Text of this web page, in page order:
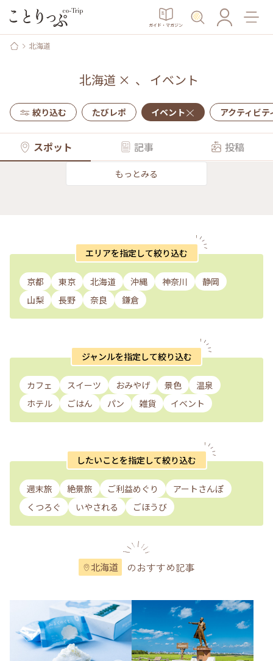
ガイド・マガジン
北海道
北海道 × 、 イベント
絞り込む たびレポ イベント アクティビテ
スポット 記事 投稿
もっとみる
エリアを指定して絞り込む
京都 東京 北海道 沖縄 神奈川
静岡
山梨
長野 奈良 鎌倉
ジャンルを指定して絞り込む
カフェ スイーツ おみやげ 景色
温泉
ホテル
ごはん パン 雑貨 イベント
したいことを指定して絞り込む
週末旅 絶景旅 ご利益めぐり
アートさんぽ
くつろぐ
いやされる ごほうび
北海道 のおすすめ記事